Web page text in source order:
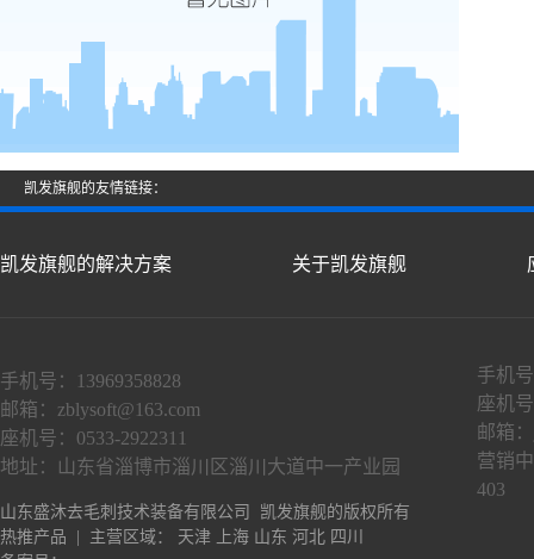
凯发旗舰的友情链接：
凯发旗舰的解决方案 关于凯发旗舰
手机号：13969358828
邮箱： zblysoft@163.com
座机号：0533-2922311
地址：山东省淄博市淄川区淄川大道中一产业园
手机
座机
邮箱：
营销
403
山东盛沐去毛刺技术装备有限公司 凯发旗舰的版权所有
热推产品 | 主营区域： 天津 上海 山东 河北 四川